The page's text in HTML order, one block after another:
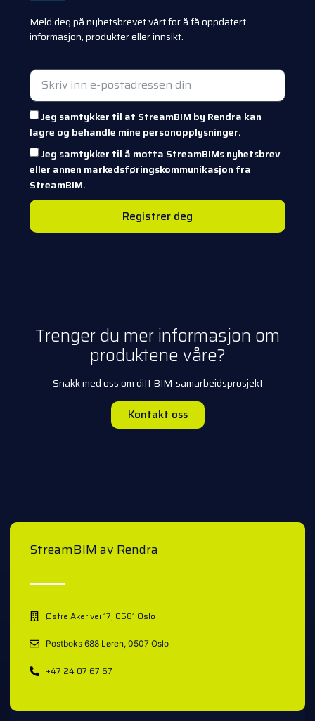
Meld deg på nyhetsbrevet vårt for å få oppdatert
informasjon, produkter eller innsikt.
Jeg samtykker til at StreamBIM by Rendra kan
lagre og behandle mine personopplysninger.
Jeg samtykker til å motta StreamBIMs nyhetsbrev
eller annen markedsføringskommunikasjon fra
StreamBIM.
Registrer deg
Trenger du mer informasjon om
produktene våre?
Snakk med oss om ditt BIM-samarbeidsprosjekt
Kontakt oss
StreamBIM av Rendra
Østre Aker vei 17, 0581 Oslo
Postboks 688 Løren, 0507 Oslo
+47 24 07 67 67